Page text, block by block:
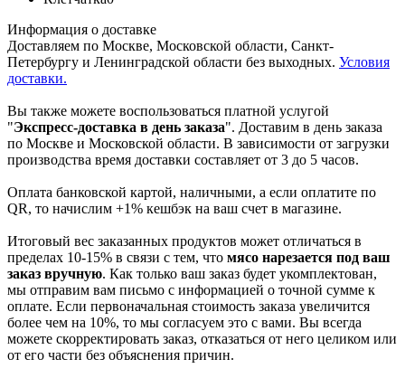
Информация о доставке
Доставляем по Москве, Московской области, Санкт-
Петербургу и Ленинградской области без выходных. Условия
доставки.
Вы также можете воспользоваться платной услугой
"Экспресс-доставка в день заказа". Доставим в день заказа
по Москве и Московской области. В зависимости от загрузки
производства время доставки составляет от 3 до 5 часов.
Оплата банковской картой, наличными, а если оплатите по
QR, то начислим +1% кешбэк на ваш счет в магазине.
Итоговый вес заказанных продуктов может отличаться в
пределах 10-15% в связи с тем, что мясо нарезается под ваш
заказ вручную. Как только ваш заказ будет укомплектован,
мы отправим вам письмо с информацией о точной сумме к
оплате. Если первоначальная стоимость заказа увеличится
более чем на 10%, то мы согласуем это с вами. Вы всегда
можете скорректировать заказ, отказаться от него целиком или
от его части без объяснения причин.